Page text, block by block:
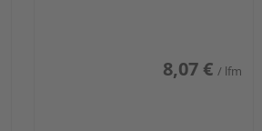
8,07 € / lfm